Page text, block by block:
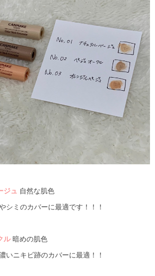
ジュ
自然な肌色
シミのカバーに最適です！！！
ル暗めの肌色
いニキビ跡のカバーに最適！！